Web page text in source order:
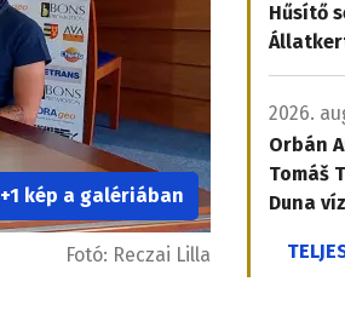
+1 kép a galériában
Fotó: Reczai Lilla
Hűsítő
2026.
Orbán
Tomáš
Duna